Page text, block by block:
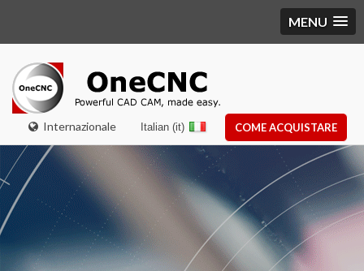
MENU
Internazionale COME ACQUISTARE
Italian (it)